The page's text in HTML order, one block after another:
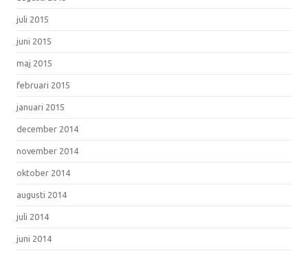
juli 2015
juni 2015
maj 2015
februari 2015
januari 2015
december 2014
november 2014
oktober 2014
augusti 2014
juli 2014
juni 2014